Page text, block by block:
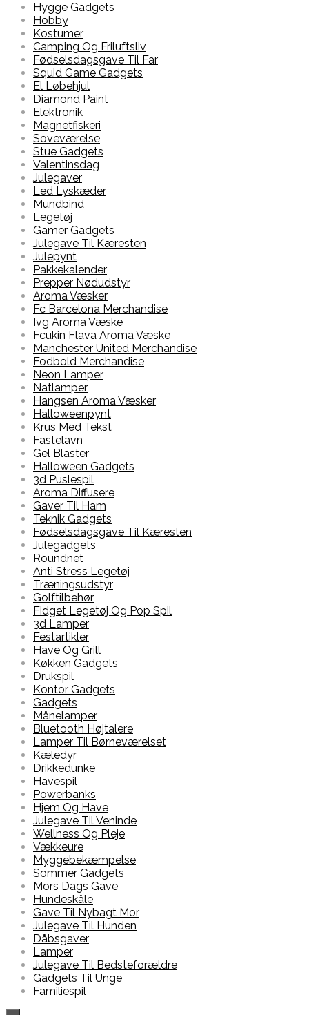
Hygge Gadgets
Hobby
Kostumer
Camping Og Friluftsliv
Fødselsdagsgave Til Far
Squid Game Gadgets
El Løbehjul
Diamond Paint
Elektronik
Magnetfiskeri
Soveværelse
Stue Gadgets
Valentinsdag
Julegaver
Led Lyskæder
Mundbind
Legetøj
Gamer Gadgets
Julegave Til Kæresten
Julepynt
Pakkekalender
Prepper Nødudstyr
Aroma Væsker
Fc Barcelona Merchandise
Ivg Aroma Væske
Fcukin Flava Aroma Væske
Manchester United Merchandise
Fodbold Merchandise
Neon Lamper
Natlamper
Hangsen Aroma Væsker
Halloweenpynt
Krus Med Tekst
Fastelavn
Gel Blaster
Halloween Gadgets
3d Puslespil
Aroma Diffusere
Gaver Til Ham
Teknik Gadgets
Fødselsdagsgave Til Kæresten
Julegadgets
Roundnet
Anti Stress Legetøj
Træningsudstyr
Golftilbehør
Fidget Legetøj Og Pop Spil
3d Lamper
Festartikler
Have Og Grill
Køkken Gadgets
Drukspil
Kontor Gadgets
Gadgets
Månelamper
Bluetooth Højtalere
Lamper Til Børneværelset
Kæledyr
Drikkedunke
Havespil
Powerbanks
Hjem Og Have
Julegave Til Veninde
Wellness Og Pleje
Vækkeure
Myggebekæmpelse
Sommer Gadgets
Mors Dags Gave
Hundeskåle
Gave Til Nybagt Mor
Julegave Til Hunden
Dåbsgaver
Lamper
Julegave Til Bedsteforældre
Gadgets Til Unge
Familiespil